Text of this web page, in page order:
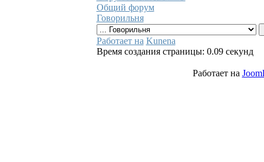
Общий форум
Говорильня
Работает на Kunena
Время создания страницы: 0.09 секунд
Работает на